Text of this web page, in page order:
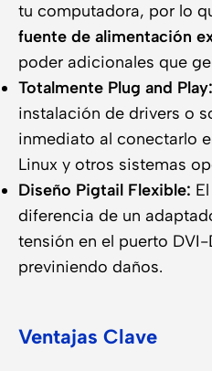
tu computadora, por lo
fuente de alimentación
poder adicionales que
Totalmente Plug and Play:
instalación de drivers o
inmediato al conectarlo
Linux y otros sistemas
Diseño Pigtail Flexible:
diferencia de un
tensión en el puerto
previniendo daños.
Ventajas Clave